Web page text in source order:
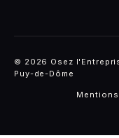
© 2026 Osez
Puy-de-Dôme